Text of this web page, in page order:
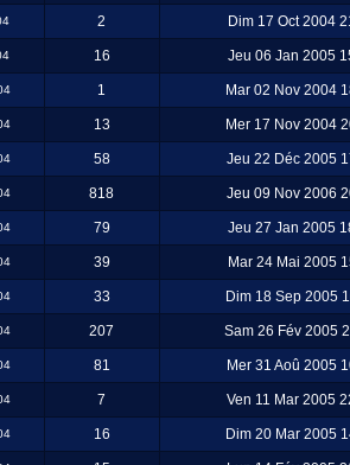
2 Dim 17 Oct 2004
16 Jeu 06 Jan 2005
1 Mar 02 Nov 2004
13 Mer 17 Nov 2004
58 Jeu 22 Déc 2005
818 Jeu 09 Nov 2006
79 Jeu 27 Jan 2005
39 Mar 24 Mai 2005
33 Dim 18 Sep 2005
207 Sam 26 Fév 2005
81 Mer 31 Aoû 2005
7 Ven 11 Mar 2005
16 Dim 20 Mar 2005